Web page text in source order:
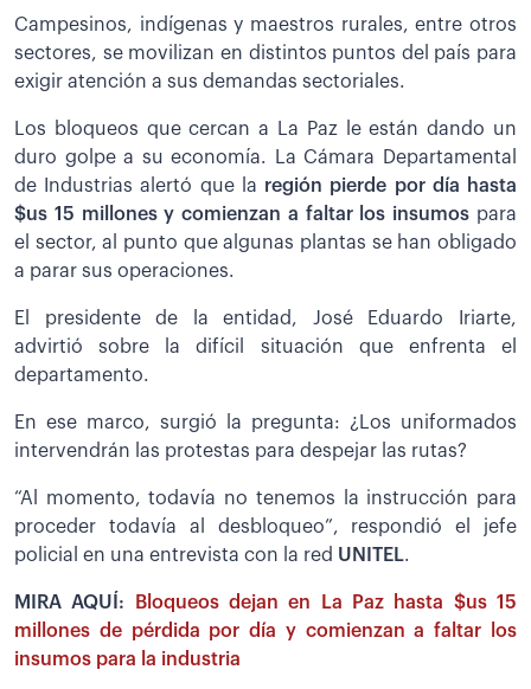
Campesinos, indígenas y maestros rurales, entre otros
sectores, se movilizan en distintos puntos del país para
exigir atención a sus demandas sectoriales.
Los bloqueos que cercan a La Paz le están dando un
duro golpe a su economía. La Cámara Departamental
de Industrias alertó que la región pierde por día hasta
$us 15 millones y comienzan a faltar los insumos para
el sector, al punto que algunas plantas se han obligado
a parar sus operaciones.
El presidente de la entidad, José Eduardo Iriarte,
advirtió sobre la difícil situación que enfrenta el
departamento.
En ese marco, surgió la pregunta: ¿Los uniformados
intervendrán las protestas para despejar las rutas?
“Al momento, todavía no tenemos la instrucción para
proceder todavía al desbloqueo”, respondió el jefe
policial en una entrevista con la red UNITEL.
MIRA AQUÍ:
Bloqueos dejan en La Paz hasta $us 15
millones de pérdida por día y comienzan a faltar los
insumos para la industria